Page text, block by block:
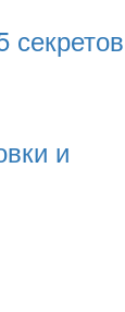
секретов
и